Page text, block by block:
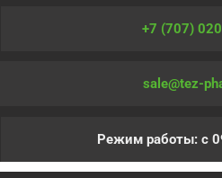
+7 (707)
sale@tez-
Режим работы: с